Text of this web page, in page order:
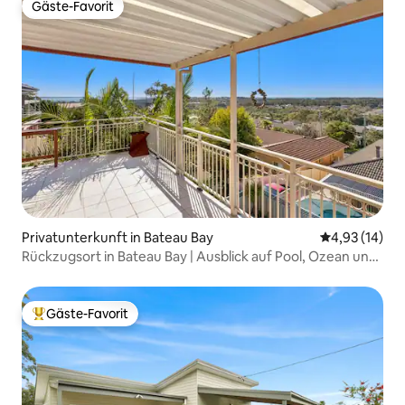
Gäste-Favorit
Gäste-Favorit
Privatunterkunft in Bateau Bay
4,93 (14)
Rückzugsort in Bateau Bay | Ausblick auf Pool, Ozean und
Beliebter Gäste-Favorit.
Gäste-Favorit